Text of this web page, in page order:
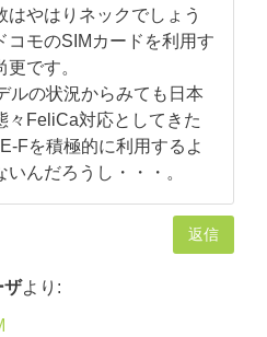
はやはりネックでしょう
コモのSIMカードを利用す
更です。
ルの状況からみても日本
々FeliCa対応としてきた
Fを積極的に利用するよ
いんだろうし・・・。
返信
ザより: